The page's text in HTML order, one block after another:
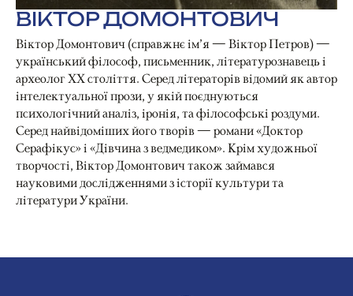
ВІКТОР ДОМОНТОВИЧ
Віктор Домонтович (справжнє ім’я — Віктор Петров) —
український філософ, письменник, літературознавець і
археолог ХХ століття. Серед літераторів відомий як автор
інтелектуальної прози, у якій поєднуються
психологічний аналіз, іронія, та філософські роздуми.
Серед найвідоміших його творів — романи «Доктор
Серафікус» і «Дівчина з ведмедиком». Крім художньої
творчості, Віктор Домонтович також займався
науковими дослідженнями з історії культури та
літератури України.